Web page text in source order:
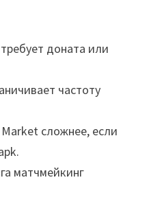
доната или
частоту
сложнее, если
матчмейкинг